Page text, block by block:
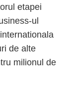
etapei
ul
de alte
milionul de